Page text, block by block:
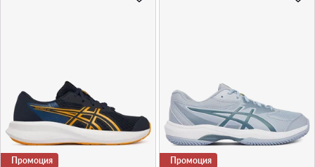
Промоция Промоция